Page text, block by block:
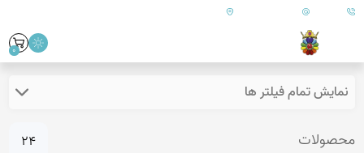
09179890157 ایران - فارس - کازرون
0
نمایش تمام فیلتر ها
محصولات
24